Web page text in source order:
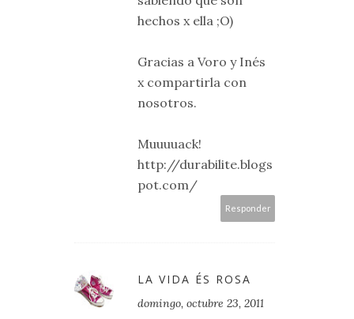
hechos x ella ;O)
Gracias a Voro y Inés
x compartirla con
nosotros.
Muuuuack!
http://durabilite.blogs
pot.com/
Responder
LA VIDA ÉS ROSA
domingo, octubre 23, 2011